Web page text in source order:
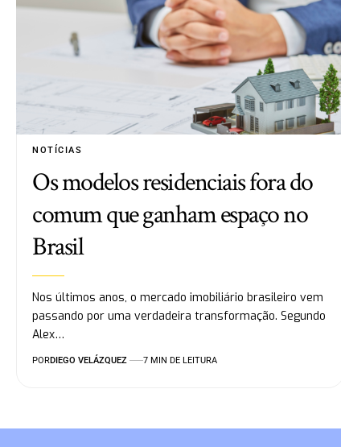
NOTÍCIAS
Os modelos residenciais fora do
comum que ganham espaço no
Brasil
Nos últimos anos, o mercado imobiliário brasileiro vem
passando por uma verdadeira transformação. Segundo
Alex…
PORDIEGO VELÁZQUEZ 7 MIN DE LEITURA